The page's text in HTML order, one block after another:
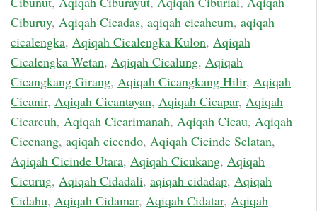
Ciburuy, Aqiqah Cicadas, aqiqah cicaheum, aqiqah
cicalengka, Aqiqah Cicalengka Kulon, Aqiqah
Cicalengka Wetan, Aqiqah Cicalung, Aqiqah
Cicangkang Girang, Aqiqah Cicangkang Hilir, Aqiqah
Cicanir, Aqiqah Cicantayan, Aqiqah Cicapar, Aqiqah
Cicareuh, Aqiqah Cicarimanah, Aqiqah Cicau, Aqiqah
Cicenang, aqiqah cicendo, Aqiqah Cicinde Selatan,
Aqiqah Cicinde Utara, Aqiqah Cicukang, Aqiqah
Cicurug, Aqiqah Cidadali, aqiqah cidadap, Aqiqah
Cidahu, Aqiqah Cidamar, Aqiqah Cidatar, Aqiqah